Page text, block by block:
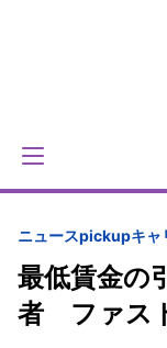
ニュースpickupキャ
最低賃金の
者 ファス